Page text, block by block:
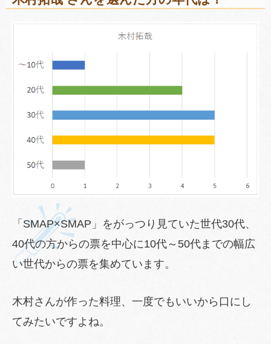
「SMAP×SMAP」をがっつり見ていた世代30代、
40代の方からの票を中心に10代～50代までの幅広
い世代からの票を集めています。
木村さんが作った料理、一度でもいいから口にし
てみたいですよね。